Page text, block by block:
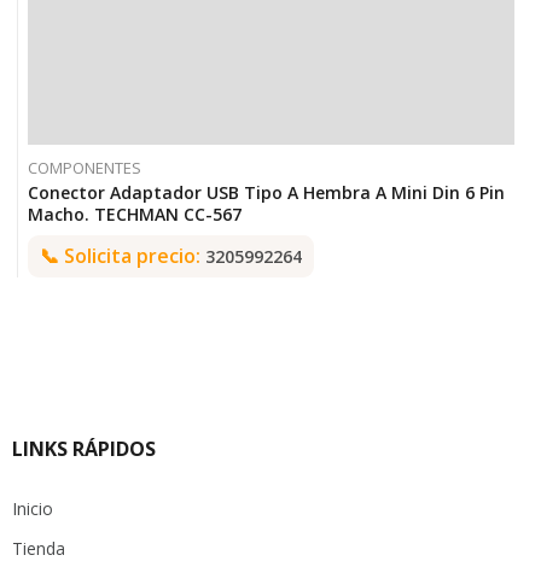
COMPONENTES
Conector Adaptador USB Tipo A Hembra A Mini Din 6 Pin
Macho. TECHMAN CC-567
📞 Solicita precio: 3205992264
LINKS RÁPIDOS
Inicio
Tienda